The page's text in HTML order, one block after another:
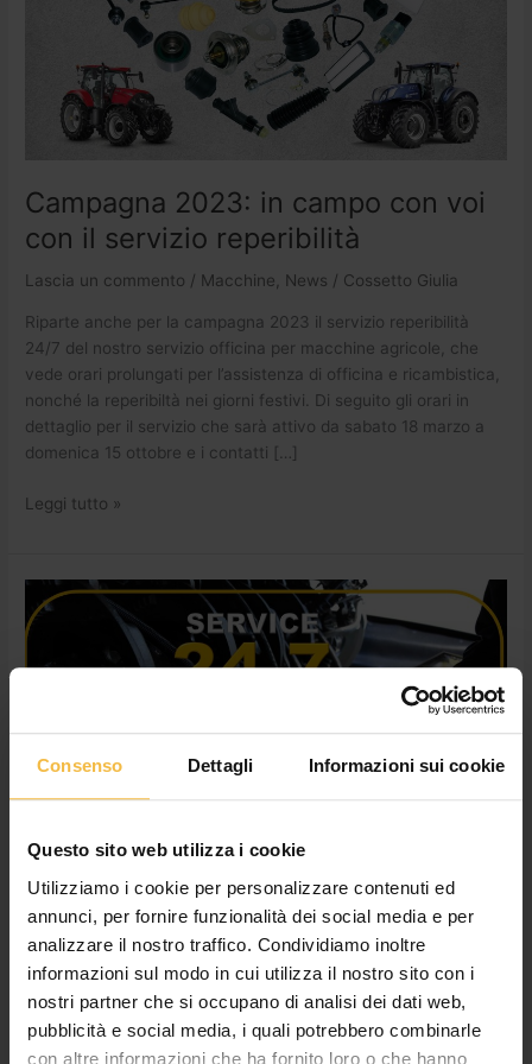
Consenso Dettagli Informazioni sui cookie
Questo sito web utilizza i cookie
Utilizziamo i cookie per personalizzare contenuti ed
annunci, per fornire funzionalità dei social media e per
analizzare il nostro traffico. Condividiamo inoltre
informazioni sul modo in cui utilizza il nostro sito con i
nostri partner che si occupano di analisi dei dati web,
pubblicità e social media, i quali potrebbero combinarle
con altre informazioni che ha fornito loro o che hanno
Campagna 2023: in campo con voi
con il servizio reperibilità
Lascia un commento / Macchine News / Cossetto Giulia
Riparte anche per la campagna 2023 il servizio reperibilità
24/7 del nostro servizio officina per macchine agricole, che
vede orari prolungati per l’assistenza di officina e ricambistica,
nonché la reperibiltà nei giorni festivi. Di seguito gli orari in
dettaglio per il servizio che sarà attivo da sabato 18 marzo a
domenica 15 ottobre e i contatti […]
Leggi tutto »
Servizio Macchine: assistenza
garantita anche a Ferragosto
News,Non categorizzato/adminconsorzioac
Servizio
Macchine:
garantita